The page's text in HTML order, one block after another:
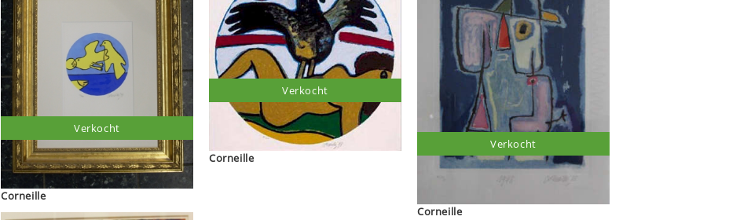
Corneille
Verkocht
Corneille
Verkocht
Corneille
Verkocht